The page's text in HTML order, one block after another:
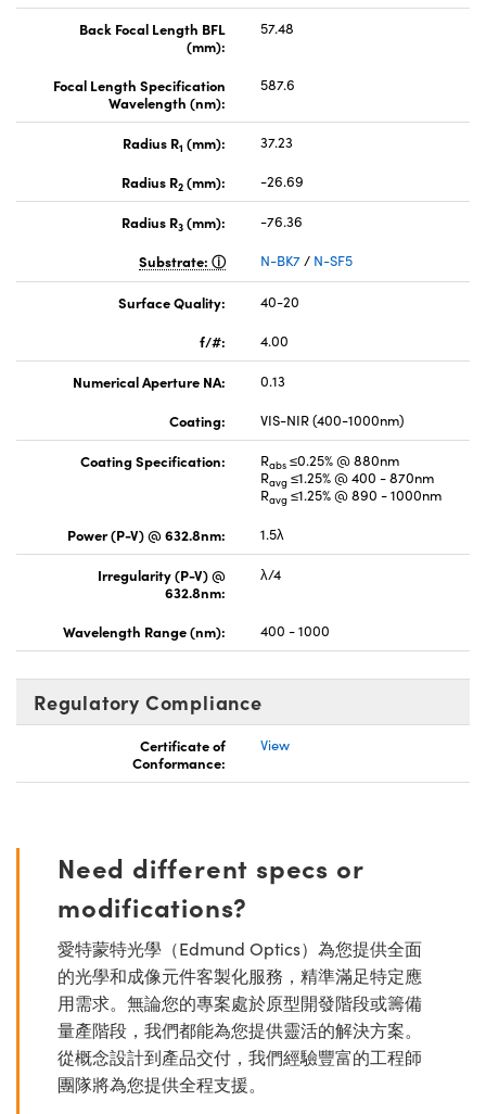
Back Focal Length BFL
(mm):
57.48
Focal Length Specification
Wavelength (nm):
587.6
Radius R1 (mm):
37.23
Radius R2 (mm): -26.69
Radius R3 (mm):
-76.36
Substrate:
N-BK7/ N-SF5
Surface Quality:
40-20
f/#:
4.00
Numerical Aperture NA:
0.13
Coating:
VIS-NIR (400-1000nm)
Coating Specification: Rabs ≤0.25% @ 880nm
Ravg ≤1.25% @ 400 - 870nm
Ravg ≤1.25% @ 890 - 1000nm
Power (P-V) @ 632.8nm:
1.5λ
Irregularity (P-V) @
632.8nm:
λ/4
Wavelength Range (nm): 400 - 1000
Regulatory Compliance
Certificate of
Conformance:
View
Need different specs or
modifications?
愛特蒙特光學（Edmund Optics）為您提供全面
的光學和成像元件客製化服務，精準滿足特定應
用需求。無論您的專案處於原型開發階段或籌備
量產階段，我們都能為您提供靈活的解決方案。
從概念設計到產品交付，我們經驗豐富的工程師
團隊將為您提供全程支援。